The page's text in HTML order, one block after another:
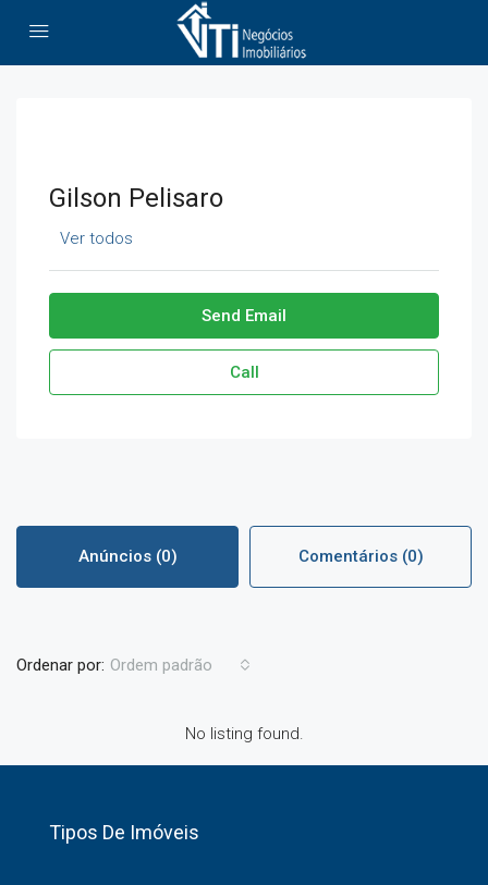
Gilson Pelisaro
Ver todos
Send Email
Call
Anúncios (0) Comentários (0)
Ordenar por: Ordem padrão
No listing found.
Tipos De Imóveis